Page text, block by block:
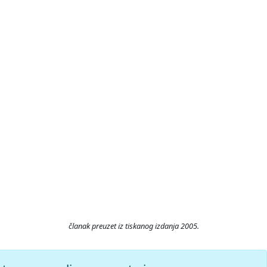
članak preuzet iz tiskanog izdanja 2005.
6.8.2026.